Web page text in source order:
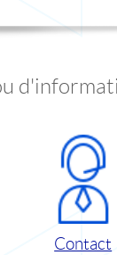
Contact